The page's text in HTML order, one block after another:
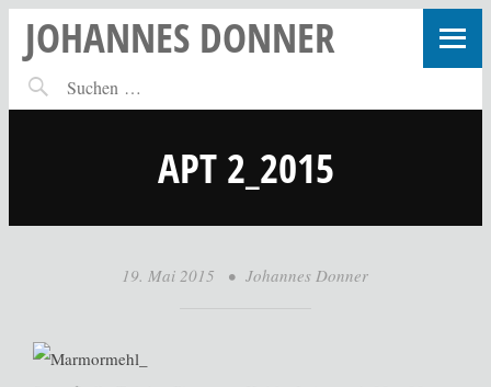
JOHANNES DONNER
APT 2_2015
19. Mai 2015 • Johannes Donner